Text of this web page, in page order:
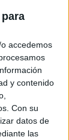
accedemos
y contenido
Con su
datos de
las
de